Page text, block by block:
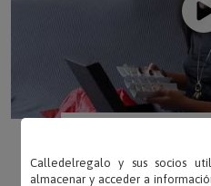
Calledelregalo y sus socios
almacenar y acceder a